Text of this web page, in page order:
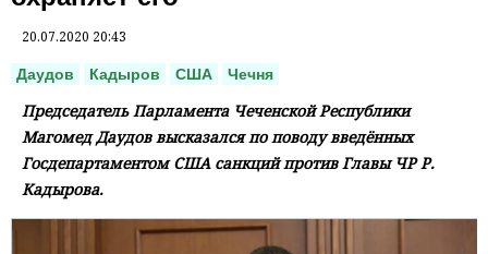
20.07.2020 20:43
Даудов Кадыров США Чечня
Председатель Парламента Чеченской Республики
Магомед Даудов высказался по поводу введённых
Госдепартаментом США санкций против Главы ЧР Р.
Кадырова.